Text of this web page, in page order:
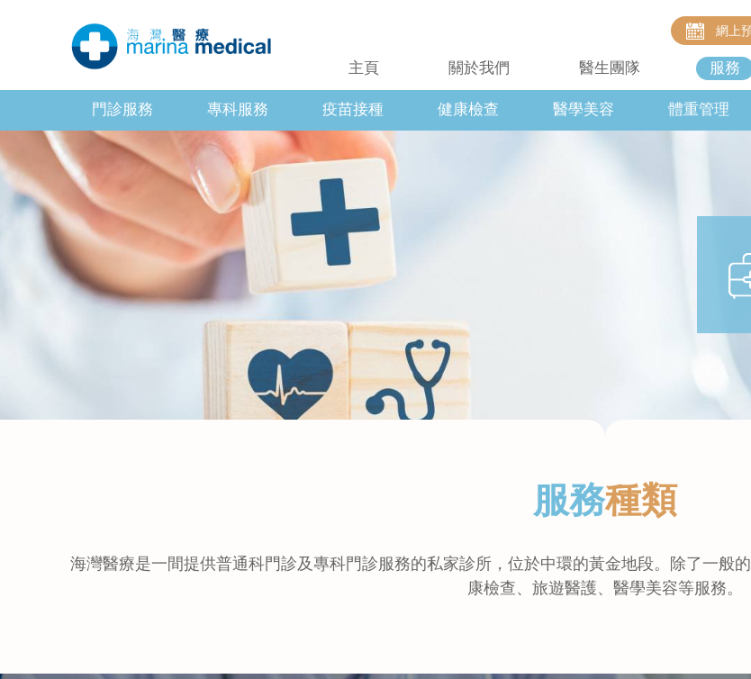
網上
主頁 關於我們 醫生團隊 服務
門診服務 專科服務 疫苗接種 健康檢查 醫學美容 體重管理
服務種類
海灣醫療是一間提供普通科門診及專科門診服務的私家診所，位於中環的黃金地段。除了一般
康檢查、旅遊醫護、醫學美容等服務。